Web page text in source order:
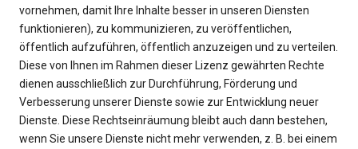
vornehmen, damit Ihre Inhalte besser in unseren Diensten
funktionieren), zu kommunizieren, zu veröffentlichen,
öffentlich aufzuführen, öffentlich anzuzeigen und zu verteilen.
Diese von Ihnen im Rahmen dieser Lizenz gewährten Rechte
dienen ausschließlich zur Durchführung, Förderung und
Verbesserung unserer Dienste sowie zur Entwicklung neuer
Dienste. Diese Rechtseinräumung bleibt auch dann bestehen,
wenn Sie unsere Dienste nicht mehr verwenden, z. B. bei einem